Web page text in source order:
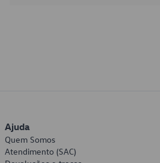
Ajuda
Quem Somos
Atendimento (SAC)